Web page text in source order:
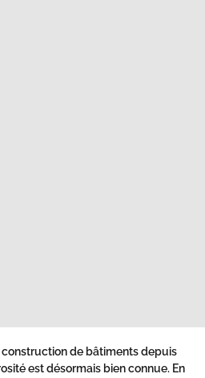
construction de bâtiments depuis
est désormais bien connue. En